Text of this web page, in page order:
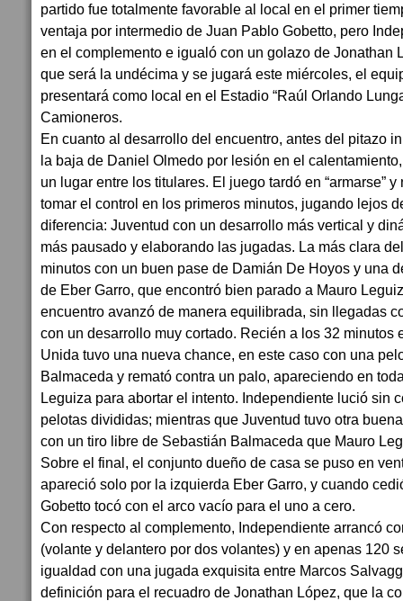
partido fue totalmente favorable al local en el primer
ventaja por intermedio de Juan Pablo Gobetto, pero
en el complemento e igualó con un golazo de Jonathan
que será la undécima y se jugará este miércoles, el
presentará como local en el Estadio “Raúl Orlando
Camioneros.
En cuanto al desarrollo del encuentro, antes del pitazo
la baja de Daniel Olmedo por lesión en el
un lugar entre los titulares. El juego tardó en “armarse”
tomar el control en los primeros minutos, jugando lejos
diferencia: Juventud con un desarrollo más vertical y
más pausado y elaborando las jugadas. La más clara
minutos con un buen pase de Damián De Hoyos y una
de Eber Garro, que encontró bien parado a Mauro
encuentro avanzó de manera equilibrada, sin llegadas
con un desarrollo muy cortado. Recién a los 32 minutos
Unida tuvo una nueva chance, en este caso con una
Balmaceda y remató contra un palo, apareciendo en
Leguiza para abortar el intento. Independiente lució sin
pelotas divididas; mientras que Juventud tuvo otra
con un tiro libre de Sebastián Balmaceda que Mauro
Sobre el final, el conjunto dueño de casa se puso en
apareció solo por la izquierda Eber Garro, y cuando
Gobetto tocó con el arco vacío para el uno a cero.
Con respecto al complemento, Independiente arrancó
(volante y delantero por dos volantes) y en apenas 120
igualdad con una jugada exquisita entre Marcos
definición para el recuadro de Jonathan López, que la